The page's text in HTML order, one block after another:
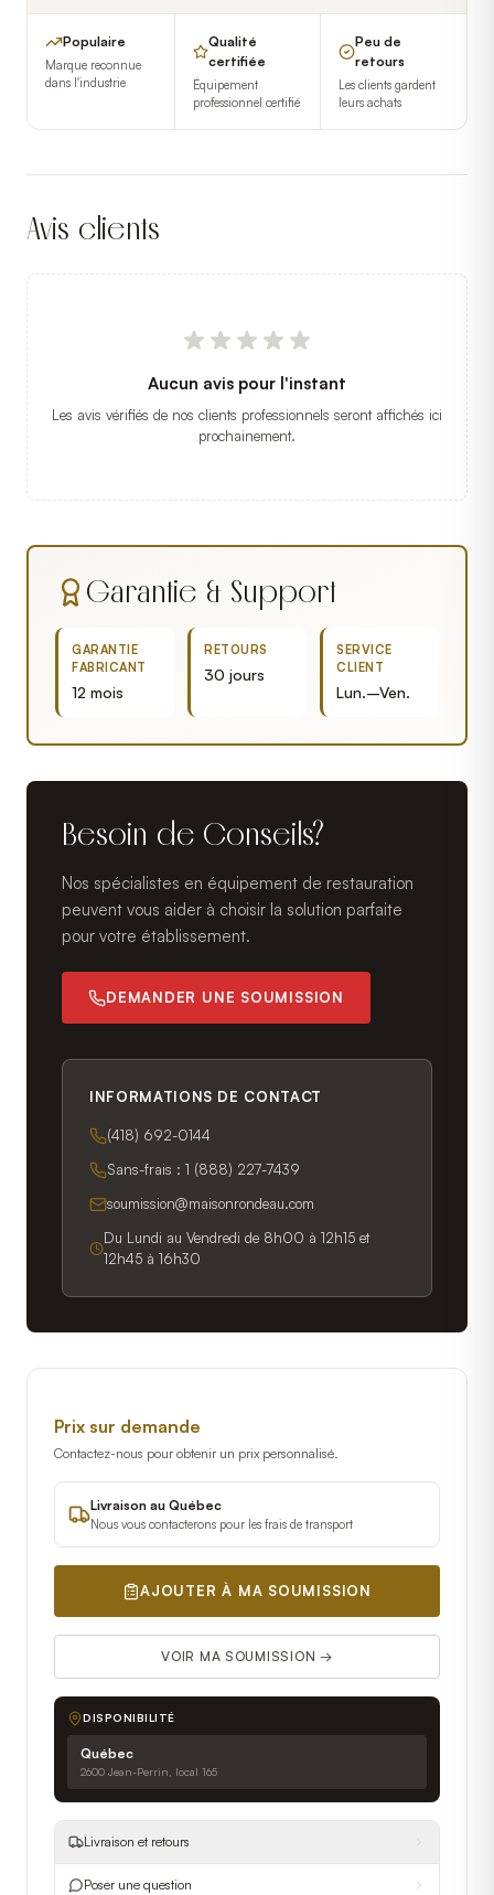
Populaire
Marque reconnue
dans l'industrie
Qualité
certifiée
Équipement
professionnel certifié
Peu de
retours
Les clients gardent
leurs achats
Avis clients
Aucun avis pour l'instant
Les avis vérifiés de nos clients professionnels seront affichés ici
prochainement.
Garantie & Support
GARANTIE
FABRICANT
12 mois
RETOURS
30 jours
SERVICE
CLIENT
Lun.–Ven.
Besoin de Conseils?
Nos spécialistes en équipement de restauration
peuvent vous aider à choisir la solution parfaite
pour votre établissement.
DEMANDER UNE SOUMISSION
INFORMATIONS DE CONTACT
(418) 692-0144
Sans-frais : 1 (888) 227-7439
soumission@maisonrondeau.com
Du Lundi au Vendredi de 8h00 à 12h15 et
12h45 à 16h30
Prix sur demande
Contactez-nous pour obtenir un prix personnalisé.
Livraison au Québec
Nous vous contacterons pour les frais de transport
AJOUTER À MA SOUMISSION
VOIR MA SOUMISSION →
DISPONIBILITÉ
Québec
2600 Jean-Perrin, local 165
Livraison et retours
Poser une question